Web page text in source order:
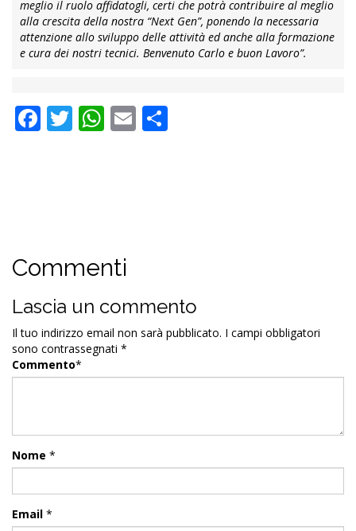
meglio il ruolo affidatogli, certi che potrà contribuire al meglio
alla crescita della nostra “Next Gen”, ponendo la necessaria
attenzione allo sviluppo delle attività ed anche alla formazione
e cura dei nostri tecnici. Benvenuto Carlo e buon Lavoro”.
Facebook
Twitter
WhatsApp
Email
Commenti
Lascia un commento
Il tuo indirizzo email non sarà pubblicato. I campi obbligatori
sono contrassegnati *
Commento*
Nome *
Email *